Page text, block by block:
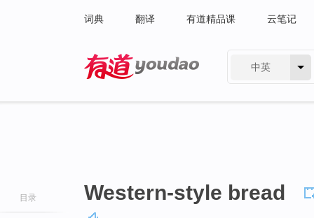
词典 翻译 有道精品课 云笔记
中英
目录 Western-style bread